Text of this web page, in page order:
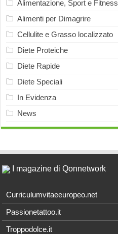
Alimentazione, Sport e Fitness
Alimenti per Dimagrire
Cellulite e Grasso localizzato
Diete Proteiche
Diete Rapide
Diete Speciali
In Evidenza
News
I magazine di Qonnetwork
Curriculumvitaeeuropeo.net
Passionetattoo.it
Troppodolce.it